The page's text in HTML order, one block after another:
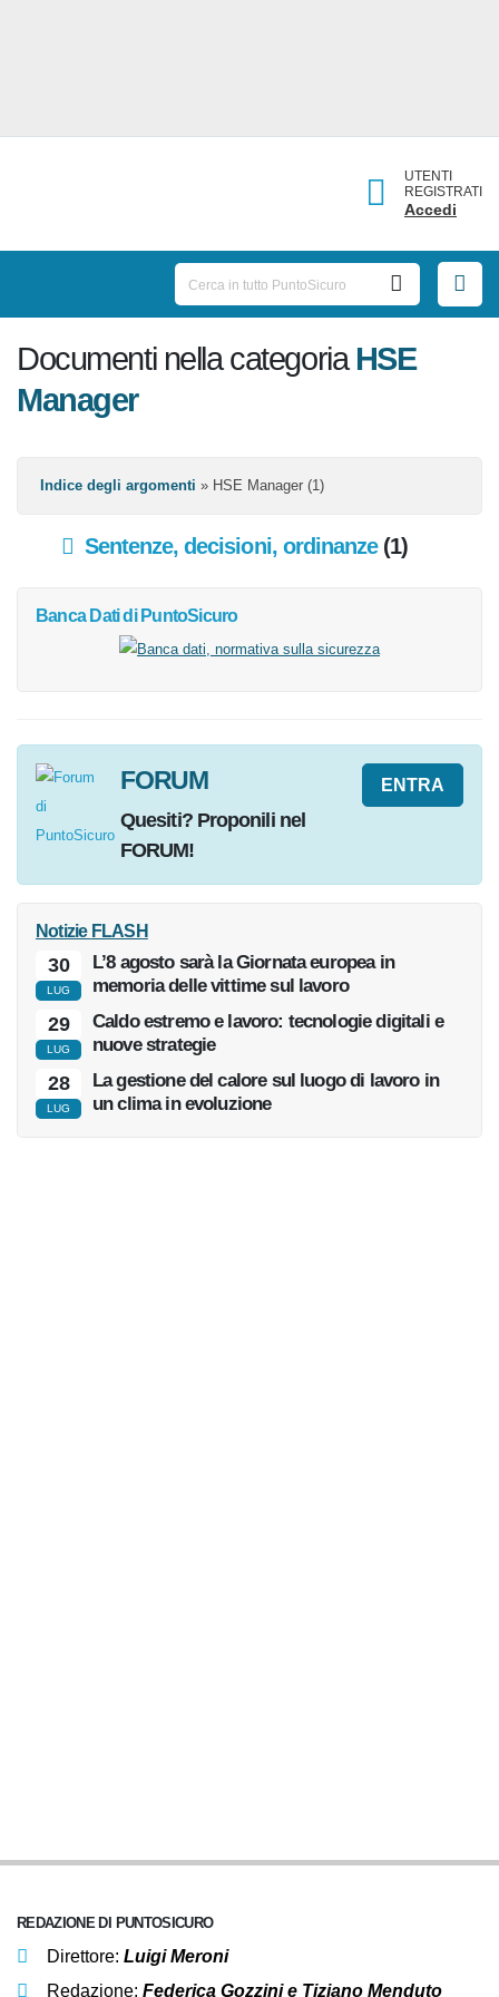
UTENTI
REGISTRATI
Accedi
Documenti nella categoria HSE
Manager
Indice degli argomenti » HSE Manager (1)
Sentenze, decisioni, ordinanze(1)
Banca Datidi PuntoSicuro
ENTRA
FORUM
Quesiti? Proponili nel
FORUM!
NotizieFLASH
30
LUG
L’8 agosto sarà la Giornata europea in
memoria delle vittime sul lavoro
29
LUG
Caldo estremo e lavoro: tecnologie digitali e
nuove strategie
28
LUG
La gestione del calore sul luogo di lavoro in
un clima in evoluzione
REDAZIONE DI PUNTOSICURO
Direttore: Luigi Meroni